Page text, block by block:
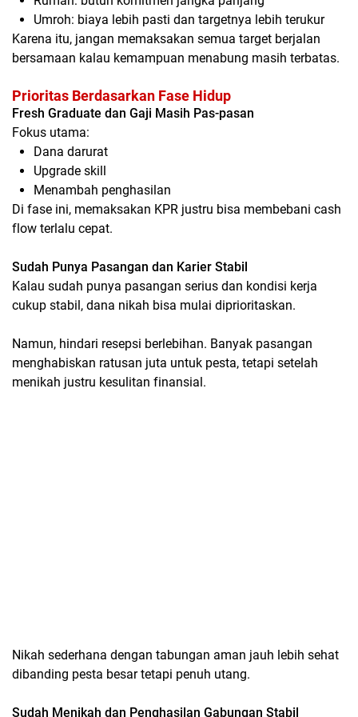
Umroh: biaya lebih pasti dan targetnya lebih terukur
Karena itu, jangan memaksakan semua target berjalan
bersamaan kalau kemampuan menabung masih terbatas.
Prioritas Berdasarkan Fase Hidup
Fresh Graduate dan Gaji Masih Pas-pasan
Fokus utama:
Dana darurat
Upgrade skill
Menambah penghasilan
Di fase ini, memaksakan KPR justru bisa membebani cash
flow terlalu cepat.
Sudah Punya Pasangan dan Karier Stabil
Kalau sudah punya pasangan serius dan kondisi kerja
cukup stabil, dana nikah bisa mulai diprioritaskan.
Namun, hindari resepsi berlebihan. Banyak pasangan
menghabiskan ratusan juta untuk pesta, tetapi setelah
menikah justru kesulitan finansial.
Nikah sederhana dengan tabungan aman jauh lebih sehat
dibanding pesta besar tetapi penuh utang.
Sudah Menikah dan Penghasilan Gabungan Stabil